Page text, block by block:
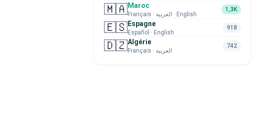
🇲🇦Maroc
Français · العربية · English
1,3K
🇪🇸Espagne
Español · English
918
🇩🇿Algérie
Français · العربية
742